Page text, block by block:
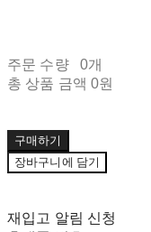
주문 수량
0개
총 상품 금액 0원
구매하기
장바구니에 담기
재입고 알림 신청